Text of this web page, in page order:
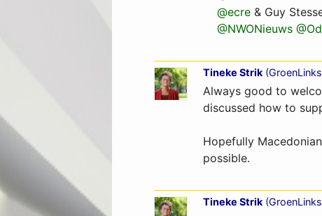
@ecre & Guy
@NWONieuws
Tineke Strik (GroenLinks
Always good to
discussed how to
Hopefully
possible.
Tineke Strik (GroenLinks